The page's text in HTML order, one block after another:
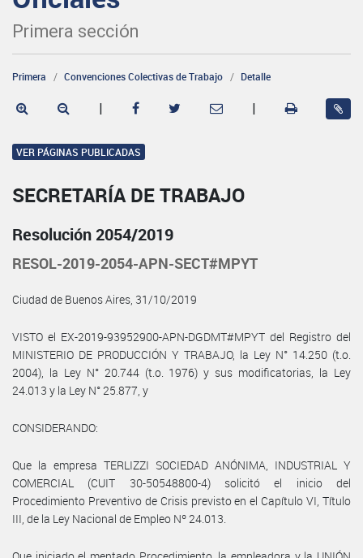
Primera sección
Primera Convenciones Colectivas de Trabajo Detalle
| |
VER PÁGINAS PUBLICADAS
SECRETARÍA DE TRABAJO
Resolución 2054/2019
RESOL-2019-2054-APN-SECT#MPYT
Ciudad de Buenos Aires, 31/10/2019
VISTO el EX-2019-93952900-APN-DGDMT#MPYT del Registro del
MINISTERIO DE PRODUCCIÓN Y TRABAJO, la Ley N° 14.250 (t.o.
2004), la Ley N° 20.744 (t.o. 1976) y sus modificatorias, la Ley
24.013 y la Ley N° 25.877, y
CONSIDERANDO:
Que la empresa TERLIZZI SOCIEDAD ANÓNIMA, INDUSTRIAL Y
COMERCIAL (CUIT 30-50548800-4) solicitó el inicio del
Procedimiento Preventivo de Crisis previsto en el Capítulo VI, Título
III, de la Ley Nacional de Empleo Nº 24.013.